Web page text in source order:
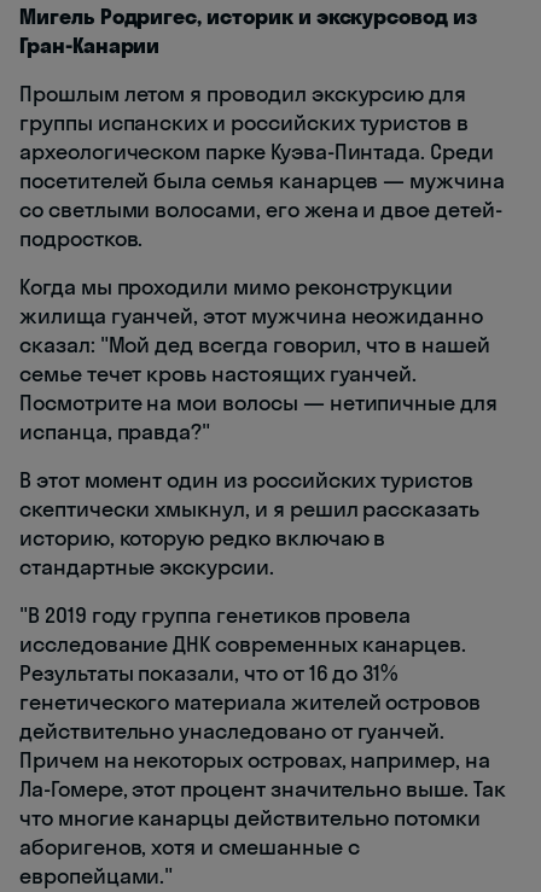
Мигель Родригес, историк и экскурсовод из
Гран-Канарии
Прошлым летом я проводил экскурсию для
группы испанских и российских туристов в
археологическом парке Куэва-Пинтада. Среди
посетителей была семья канарцев — мужчина
со светлыми волосами, его жена и двое детей-
подростков.
Когда мы проходили мимо реконструкции
жилища гуанчей, этот мужчина неожиданно
сказал: "Мой дед всегда говорил, что в нашей
семье течет кровь настоящих гуанчей.
Посмотрите на мои волосы — нетипичные для
испанца, правда?"
В этот момент один из российских туристов
скептически хмыкнул, и я решил рассказать
историю, которую редко включаю в
стандартные экскурсии.
"В 2019 году группа генетиков провела
исследование ДНК современных канарцев.
Результаты показали, что от 16 до 31%
генетического материала жителей островов
действительно унаследовано от гуанчей.
Причем на некоторых островах, например, на
Ла-Гомере, этот процент значительно выше. Так
что многие канарцы действительно потомки
аборигенов, хотя и смешанные с
европейцами."